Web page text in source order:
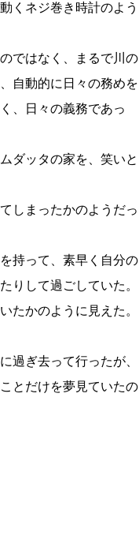
くネジ巻き時計のよう
ではなく、まるで川の
自動的に日々の務めを
、日々の義務であっ
ダッタの家を、笑いと
しまったかのようだっ
持って、素早く自分の
りして過ごしていた。
たかのように見えた。
ぎ去って行ったが、
とだけを夢見ていたの